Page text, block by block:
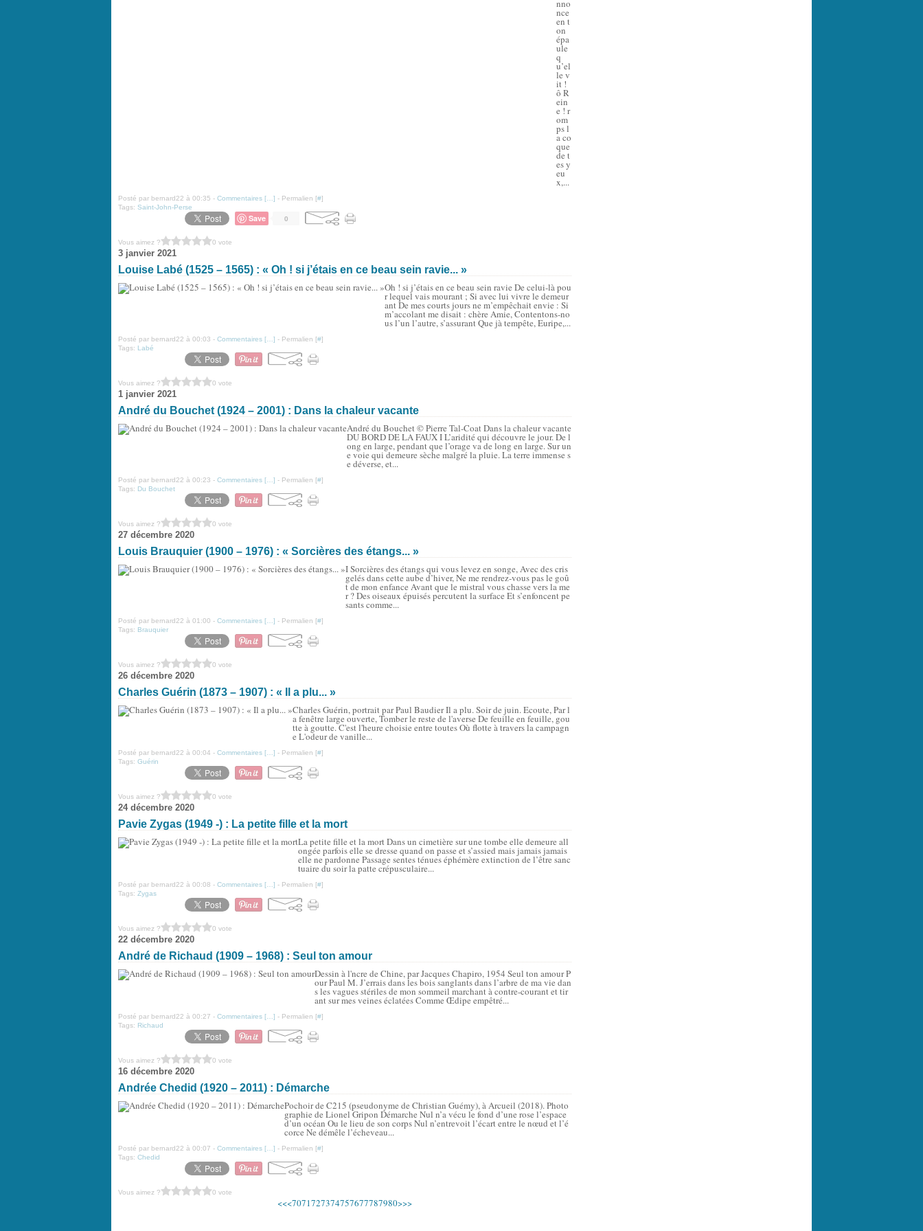
nno
nce
en t
on
épa
ule
q
u’el
le v
it !
ô R
ein
e ! r
om
ps l
a co
que
de t
es y
eu
x,...
Posté par bernard22 à 00:35 - Commentaires [ ] - Permalien [#]
Tags: Saint-John-Perse
0
Save
Vous aimez ? 0 vote
3 janvier 2021
Louise Labé (1525 – 1565) : « Oh ! si j’étais en ce beau sein ravie... »
Oh ! si j’étais en ce beau sein ravie De celui-là pou
r lequel vais mourant ; Si avec lui vivre le demeur
ant De mes courts jours ne m’empêchait envie : Si
m’accolant me disait : chère Amie, Contentons-no
us l’un l’autre, s’assurant Que jà tempête, Euripe,...
Posté par bernard22 à 00:03 - Commentaires [ ] - Permalien [#]
Tags: Labé
Vous aimez ? 0 vote
1 janvier 2021
André du Bouchet (1924 – 2001) : Dans la chaleur vacante
André du Bouchet © Pierre Tal-Coat Dans la chaleur vacante
DU BORD DE LA FAUX I L’aridité qui découvre le jour. De l
ong en large, pendant que l’orage va de long en large. Sur un
e voie qui demeure sèche malgré la pluie. La terre immense s
e déverse, et...
Posté par bernard22 à 00:23 - Commentaires [ ] - Permalien [#]
Tags: Du Bouchet
Vous aimez ? 0 vote
27 décembre 2020
Louis Brauquier (1900 – 1976) : « Sorcières des étangs... »
I Sorcières des étangs qui vous levez en songe, Avec des cris
gelés dans cette aube d’hiver, Ne me rendrez-vous pas le goû
t de mon enfance Avant que le mistral vous chasse vers la me
r ? Des oiseaux épuisés percutent la surface Et s’enfoncent pe
sants comme...
Posté par bernard22 à 01:00 - Commentaires [ ] - Permalien [#]
Tags: Brauquier
Vous aimez ? 0 vote
26 décembre 2020
Charles Guérin (1873 – 1907) : « Il a plu... »
Charles Guérin, portrait par Paul Baudier Il a plu. Soir de juin. Ecoute, Par l
a fenêtre large ouverte, Tomber le reste de l'averse De feuille en feuille, gou
tte à goutte. C'est l'heure choisie entre toutes Où flotte à travers la campagn
e L'odeur de vanille...
Posté par bernard22 à 00:04 - Commentaires [ ] - Permalien [#]
Tags: Guérin
Vous aimez ? 0 vote
24 décembre 2020
Pavie Zygas (1949 -) : La petite fille et la mort
La petite fille et la mort Dans un cimetière sur une tombe elle demeure all
ongée parfois elle se dresse quand on passe et s’assied mais jamais jamais
elle ne pardonne Passage sentes ténues éphémère extinction de l’être sanc
tuaire du soir la patte crépusculaire...
Posté par bernard22 à 00:08 - Commentaires [ ] - Permalien [#]
Tags: Zygas
Vous aimez ? 0 vote
22 décembre 2020
André de Richaud (1909 – 1968) : Seul ton amour
Dessin à l'ncre de Chine, par Jacques Chapiro, 1954 Seul ton amour P
our Paul M. J’errais dans les bois sanglants dans l’arbre de ma vie dan
s les vagues stériles de mon sommeil marchant à contre-courant et tir
ant sur mes veines éclatées Comme Œdipe empêtré...
Posté par bernard22 à 00:27 - Commentaires [ ] - Permalien [#]
Tags: Richaud
Vous aimez ? 0 vote
16 décembre 2020
Andrée Chedid (1920 – 2011) : Démarche
Pochoir de C215 (pseudonyme de Christian Guémy), à Arcueil (2018). Photo
graphie de Lionel Gripon Démarche Nul n’a vécu le fond d’une rose l’espace
d’un océan Ou le lieu de son corps Nul n’entrevoit l’écart entre le nœud et l’é
corce Ne démêle l’écheveau...
Posté par bernard22 à 00:07 - Commentaires [ ] - Permalien [#]
Tags: Chedid
Vous aimez ? 0 vote
<<< 10
20
30
40
50
60
7071727374757677787980
90
100 >>>